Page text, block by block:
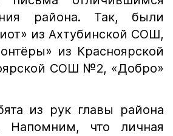
района. Так, были
из Ахтубинской СОШ,
из Красноярской
СОШ №2, «Добро»
из рук главы района
Напомним, что личная